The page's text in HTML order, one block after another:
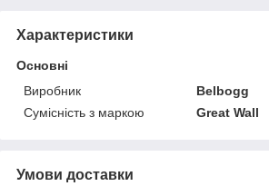
Характеристики
Основні
Виробник
Belbogg
Сумісність з маркою
Great Wall
Умови доставки